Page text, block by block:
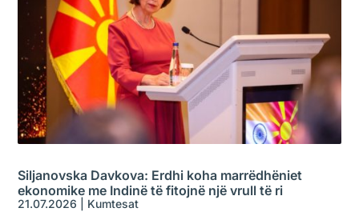
Siljanovska Davkova: Erdhi koha marrëdhëniet
ekonomike me Indinë të fitojnë një vrull të ri
21.07.2026 Kumtesat